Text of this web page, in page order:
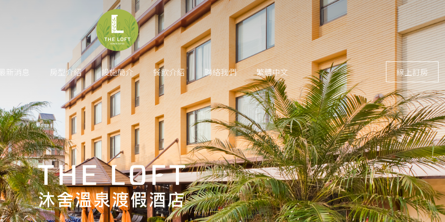
新消息 房型介紹 設施簡介 餐飲介紹 聯絡我們 線上訂房
繁體中文
融 合 豐